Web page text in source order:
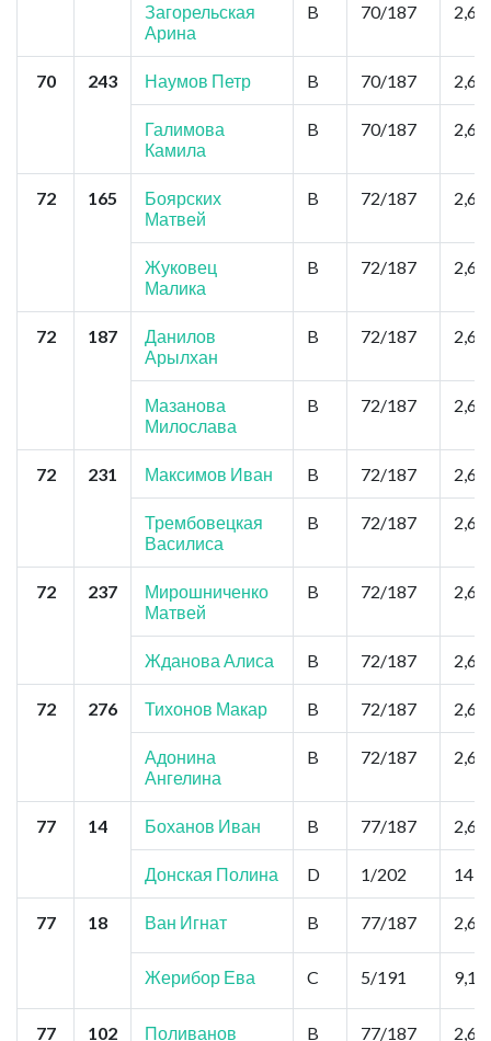
Загорельская
Арина
B 70/187 2,6
70 243 Наумов Петр B 70/187 2,6
Галимова
Камила
B 70/187 2,6
72 165
Боярских
Матвей
B 72/187 2,6
Жуковец
Малика
B 72/187 2,6
72 187
Данилов
Арылхан
B 72/187 2,6
Мазанова
Милослава
B 72/187 2,6
72 231 Максимов Иван B 72/187 2,6
Трембовецкая
Василиса
B 72/187 2,6
72 237
Мирошниченко
Матвей
B 72/187 2,6
Жданова Алиса B 72/187 2,6
72 276 Тихонов Макар B 72/187 2,6
Адонина
Ангелина
B 72/187 2,6
77 14 Боханов Иван B 77/187 2,6
Донская Полина D 1/202 14,3
77 18 Ван Игнат B 77/187 2,6
Жерибор Ева C 5/191 9,1
77 102 Поливанов B 77/187 2,6